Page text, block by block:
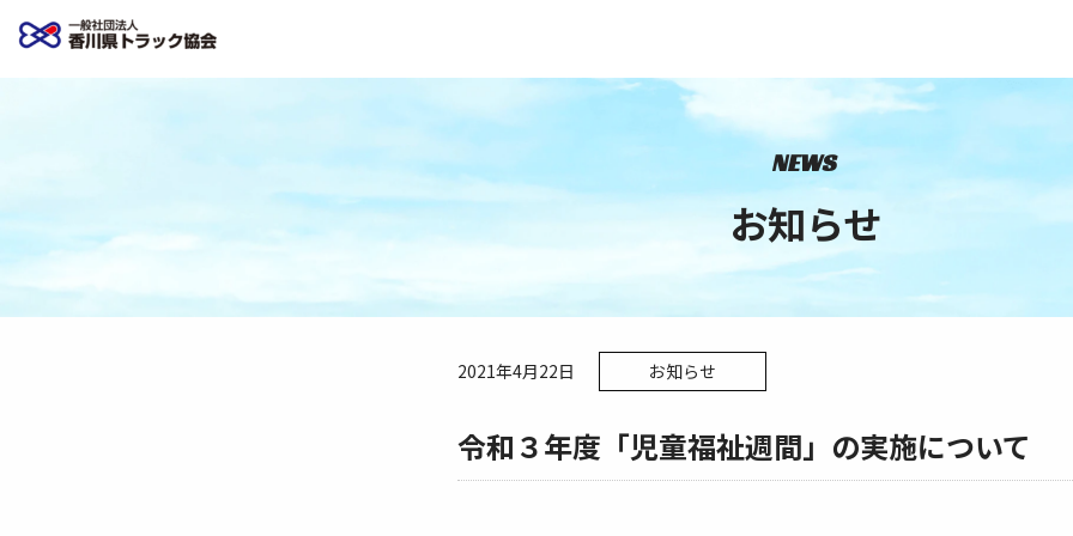
NEWS
お知らせ
2021年4月22日 お知らせ
令和３年度「児童福祉週間」の実施について